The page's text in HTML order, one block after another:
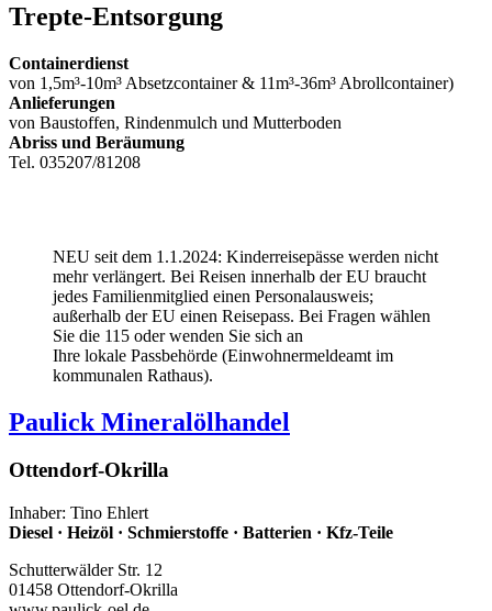
Trepte-Entsorgung
Containerdienst
von 1,5m³-10m³ Absetzcontainer & 11m³-36m³ Abrollcontainer)
Anlieferungen
von Baustoffen, Rindenmulch und Mutterboden
Abriss und Beräumung
Tel. 035207/81208
NEU seit dem 1.1.2024: Kinderreisepässe werden nicht
mehr verlängert. Bei Reisen innerhalb der EU braucht
jedes Familienmitglied einen Personalausweis;
außerhalb der EU einen Reisepass. Bei Fragen wählen
Sie die 115 oder wenden Sie sich an
Ihre lokale Passbehörde (Einwohnermeldeamt im
kommunalen Rathaus).
Paulick Mineralölhandel
Ottendorf-Okrilla
Inhaber: Tino Ehlert
Diesel · Heizöl · Schmierstoffe · Batterien · Kfz-Teile
Schutterwälder Str. 12
01458 Ottendorf-Okrilla